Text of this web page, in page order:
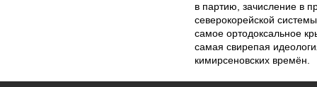
в партию, зачисление в
северокорейской
самое ортодоксальное
самая свирепая
кимирсеновских времён.